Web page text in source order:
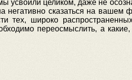
целиком, даже не
негативно сказаться на
тех, широко
переосмыслить, а